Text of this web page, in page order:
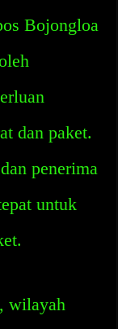
Bojongloa
dan paket.
penerima
untuk
wilayah